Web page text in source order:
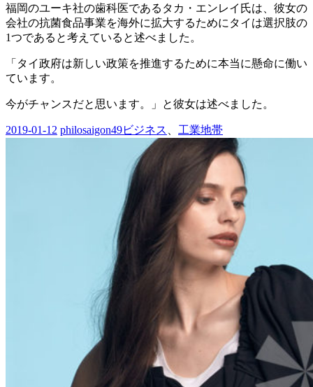
福岡のユーキ社の歯科医であるタカ・エンレイ氏は、彼女の
会社の抗菌食品事業を海外に拡大するためにタイは選択肢の
1つであると考えていると述べました。
「タイ政府は新しい政策を推進するために本当に懸命に働い
ています。
今がチャンスだと思います。」と彼女は述べました。
2019-01-12 philosaigon49ビジネス 工業地帯